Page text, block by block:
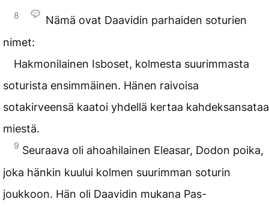
8
Nämä ovat Daavidin parhaiden soturien
nimet:
Hakmonilainen Isboset, kolmesta suurimmasta
soturista ensimmäinen. Hänen raivoisa
sotakirveensä kaatoi yhdellä kertaa kahdeksansataa
miestä.
9 Seuraava oli ahoahilainen Eleasar, Dodon poika,
joka hänkin kuului kolmen suurimman soturin
joukkoon. Hän oli Daavidin mukana Pas-